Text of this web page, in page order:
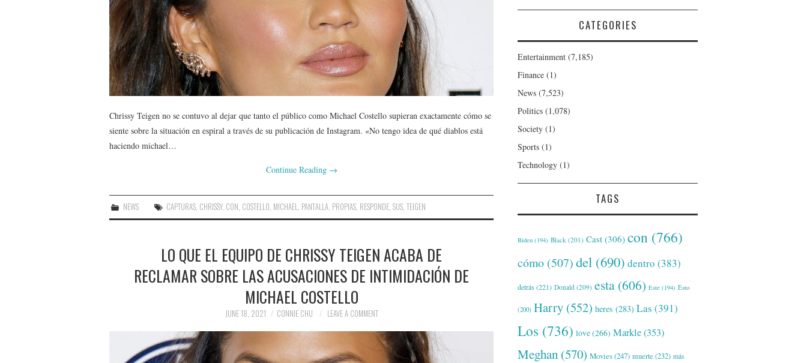
Chrissy Teigen no se contuvo al dejar que tanto el público como Michael Costello supieran exactamente cómo se
siente sobre la situación en espiral a través de su publicación de Instagram. «No tengo idea de qué diablos está
haciendo michael…
Continue Reading →
NEWS CAPTURAS, CHRISSY, CON, COSTELLO, MICHAEL, PANTALLA, PROPIAS, RESPONDE,SUS,TEIGEN
LO QUE EL EQUIPO DE CHRISSY TEIGEN ACABA DE
RECLAMAR SOBRE LAS ACUSACIONES DE INTIMIDACIÓN DE
MICHAEL COSTELLO
JUNE 18, 2021 CONNIE CHU LEAVE A COMMENT
CATEGORIES
Entertainment (7,185)
Finance (1)
News (7,523)
Politics (1,078)
Society (1)
Sports (1)
Technology (1)
TAGS
Biden (194) Black (201) Cast (306) con (766)
cómo (507)del (690) dentro (383)
detrás (221) Donald (209) esta (606) Este (194) Esto
(200) Harry (552) heres (283) Las (391)
Los (736) love(266) Markle(353)
Meghan (570) Movies(247) muerte (232) más